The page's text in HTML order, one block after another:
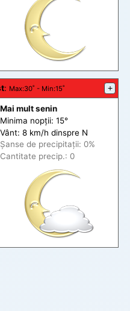
: Max:30˚ - Min:15˚ +
Mai mult senin
Minima nopții: 15°
Vânt: 8 km/h dinspre N
Șanse de precipitații: 0%
Cantitate precip.: 0